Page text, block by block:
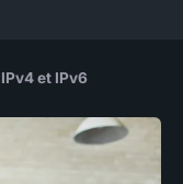
et IPv6